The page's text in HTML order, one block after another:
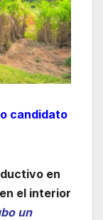
candidato
en
el interior
un